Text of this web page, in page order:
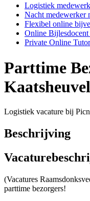
Logistiek
Nacht medewerker
Flexibel online
Online
Private Online
Parttime
Kaatsheuvel
Logistiek vacature bij
Beschrijving
(Vacatures
parttime bezorgers!